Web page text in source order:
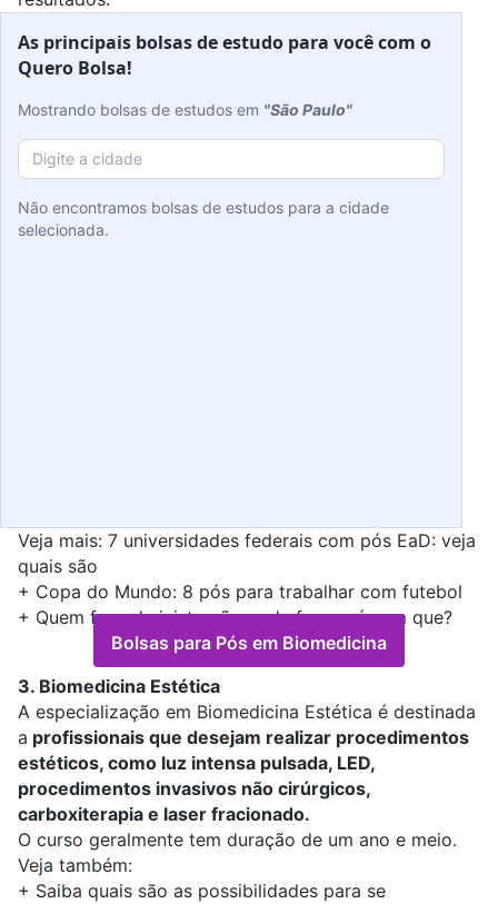
As principais bolsas de estudo para você com o
Quero Bolsa!
Mostrando bolsas de estudos em "São Paulo"
Não encontramos bolsas de estudos para a cidade
selecionada.
Veja mais: 7 universidades federais com pós EaD: veja
quais são
+ Copa do Mundo: 8 pós para trabalhar com futebol
+ Quem fez administração pode fazer pós em que?
Bolsas para Pós em Biomedicina
3. Biomedicina Estética
A especialização em Biomedicina Estética é destinada
a profissionais que desejam realizar procedimentos
estéticos, como luz intensa pulsada, LED,
procedimentos invasivos não cirúrgicos,
carboxiterapia e laser fracionado.
O curso geralmente tem duração de um ano e meio.
Veja também:
+ Saiba quais são as possibilidades para se